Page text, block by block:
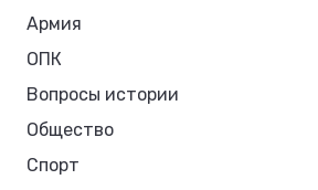
Армия
ОПК
Вопросы истории
Общество
Спорт